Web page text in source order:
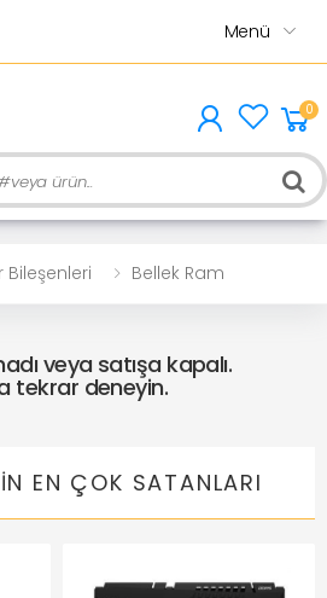
Menü
0
Bileşenleri Bellek Ram
veya satışa kapalı.
tekrar deneyin.
EN ÇOK SATANLARI